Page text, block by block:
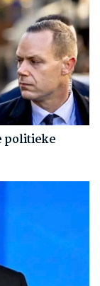
politieke